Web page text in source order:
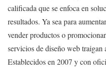
calificada que se enfoca en
resultados. Ya sea para
vender productos o
servicios de diseño web traigan
Establecidos en 2007 y con